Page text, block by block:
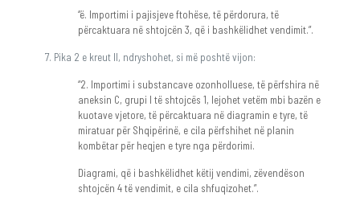
“ë. Importimi i pajisjeve ftohëse, të përdorura, të
përcaktuara në shtojcën 3, që i bashkëlidhet vendimit.”.
Pika 2 e kreut II, ndryshohet, si më poshtë vijon:
“2. Importimi i substancave ozonholluese, të përfshira në
aneksin C, grupi I të shtojcës 1, lejohet vetëm mbi bazën e
kuotave vjetore, të përcaktuara në diagramin e tyre, të
miratuar për Shqipërinë, e cila përfshihet në planin
kombëtar për heqjen e tyre nga përdorimi.
Diagrami, që i bashkëlidhet këtij vendimi, zëvendëson
shtojcën 4 të vendimit, e cila shfuqizohet.”.